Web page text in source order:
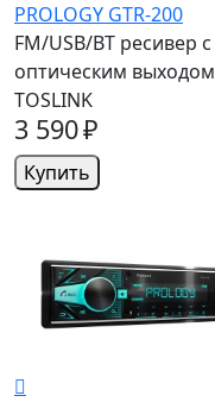
PROLOGY GTR-200
FM/USB/BT ресивер с
оптическим выходом
TOSLINK
3 590 ₽
Купить